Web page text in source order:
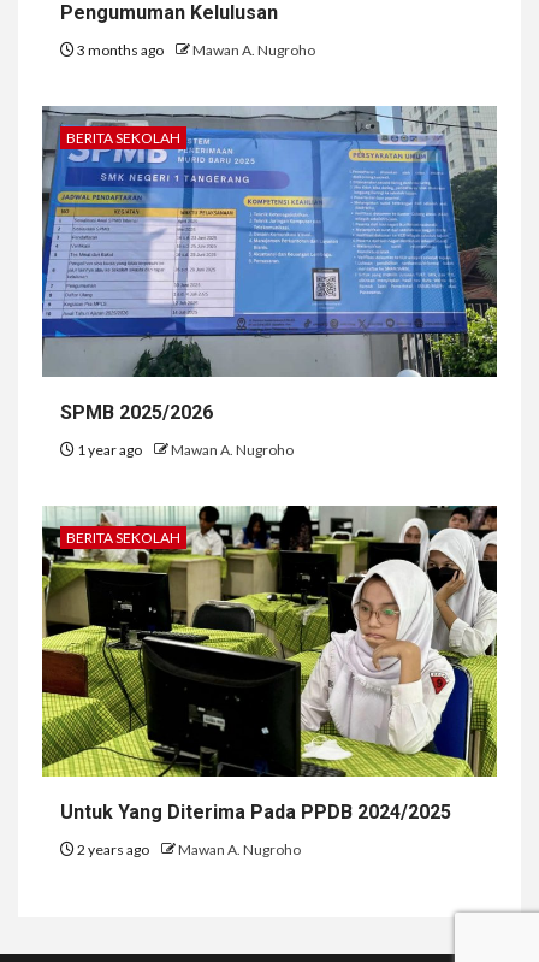
Pengumuman Kelulusan
3 months ago Mawan A. Nugroho
BERITA SEKOLAH
SPMB 2025/2026
1 year ago Mawan A. Nugroho
BERITA SEKOLAH
Untuk Yang Diterima Pada PPDB 2024/2025
2 years ago Mawan A. Nugroho